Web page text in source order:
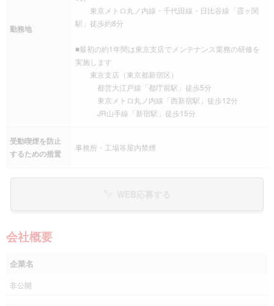
勤務地
東京メトロ丸ノ内線・千代田線・日比谷線「霞ヶ関
駅」徒歩約8分
■最初の約1年間は東京支店でメンテナンス業務の研修を
実施します
東京支店（東京都新宿区）
都営大江戸線「都庁前駅」徒歩5分
東京メトロ丸ノ内線「西新宿駅」徒歩12分
JR山手線「新宿駅」徒歩15分
受動喫煙を防止
するための措置
事務所・工場等屋内禁煙
会社概要
企業名
非公開